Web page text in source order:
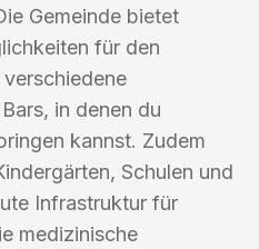
Gemeinde bietet
für den
in denen du
kannst. Zudem
Schulen und
Infrastruktur für
medizinische